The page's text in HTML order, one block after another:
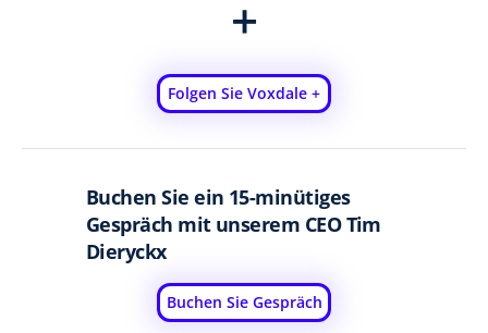
Folgen Sie Voxdale +
+
Buchen Sie ein 15-minütiges
Gespräch mit unserem CEO Tim
Dieryckx
Buchen Sie Gespräch